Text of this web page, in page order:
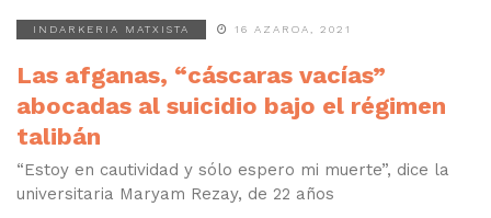
INDARKERIA MATXISTA 16 AZAROA, 2021
Las afganas, “cáscaras vacías”
abocadas al suicidio bajo el régimen
talibán
“Estoy en cautividad y sólo espero mi muerte”, dice la
universitaria Maryam Rezay, de 22 años